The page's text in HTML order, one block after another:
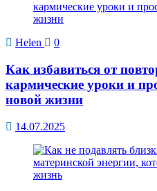
Helen 0
Как избавиться от
кармические уроки и
новой жизни
14.07.2025